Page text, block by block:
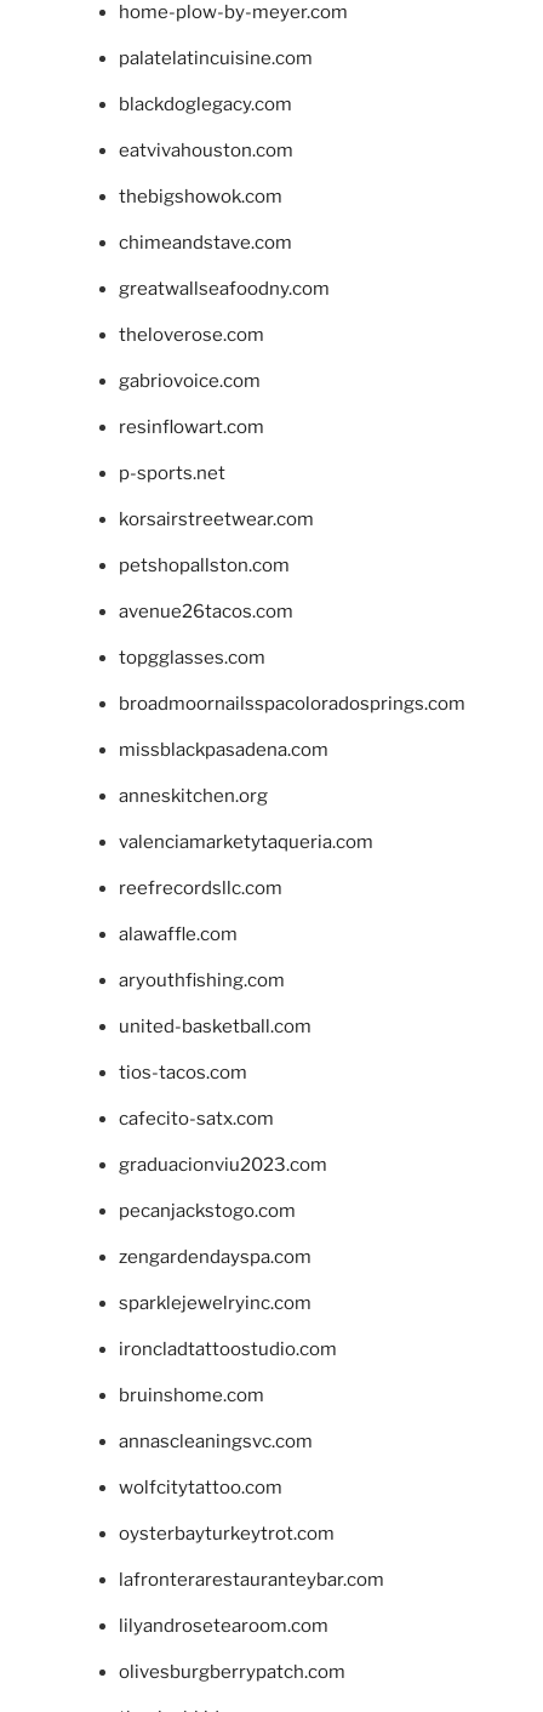
home-plow-by-meyer.com
palatelatincuisine.com
blackdoglegacy.com
eatvivahouston.com
thebigshowok.com
chimeandstave.com
greatwallseafoodny.com
theloverose.com
gabriovoice.com
resinflowart.com
p-sports.net
korsairstreetwear.com
petshopallston.com
avenue26tacos.com
topgglasses.com
broadmoornailsspacoloradosprings.com
missblackpasadena.com
anneskitchen.org
valenciamarketytaqueria.com
reefrecordsllc.com
alawaffle.com
aryouthfishing.com
united-basketball.com
tios-tacos.com
cafecito-satx.com
graduacionviu2023.com
pecanjackstogo.com
zengardendayspa.com
sparklejewelryinc.com
ironcladtattoostudio.com
bruinshome.com
annascleaningsvc.com
wolfcitytattoo.com
oysterbayturkeytrot.com
lafronterarestauranteybar.com
lilyandrosetearoom.com
olivesburgberrypatch.com